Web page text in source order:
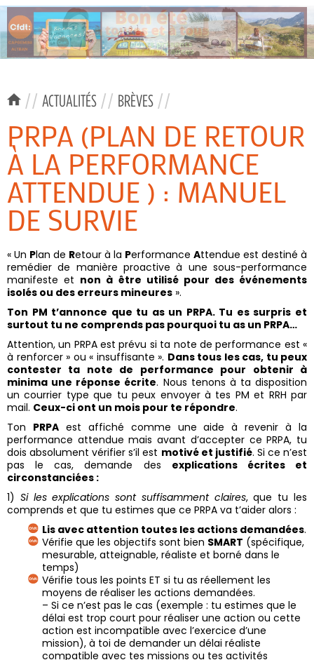
// ACTUALITÉS // BRÈVES //
PRPA (PLAN DE RETOUR
À LA PERFORMANCE
ATTENDUE ) : MANUEL
DE SURVIE
« Un Plan de Retour à la Performance Attendue est destiné à
remédier de manière proactive à une sous-performance
manifeste et non à être utilisé pour des événements
isolés ou des erreurs mineures ».
Ton PM t’annonce que tu as un PRPA. Tu es surpris et
surtout tu ne comprends pas pourquoi tu as un PRPA…
Attention, un PRPA est prévu si ta note de performance est «
à renforcer » ou « insuffisante ». Dans tous les cas, tu peux
contester ta note de performance pour obtenir à
minima une réponse écrite. Nous tenons à ta disposition
un courrier type que tu peux envoyer à tes PM et RRH par
mail. Ceux-ci ont un mois pour te répondre.
Ton PRPAest affiché comme une aide à revenir à la
performance attendue mais avant d’accepter ce PRPA, tu
dois absolument vérifier s’il est motivé et justifié. Si ce n’est
pas le cas, demande des explications écrites et
circonstanciées :
1) Si les explications sont suffisamment claires, que tu les
comprends et que tu estimes que ce PRPA va t’aider alors :
Lis avec attention toutes les actions demandées.
Vérifie que les objectifs sont bien SMART (spécifique,
mesurable, atteignable, réaliste et borné dans le
temps)
Vérifie tous les points ET si tu as réellement les
moyens de réaliser les actions demandées.
– Si ce n’est pas le cas (exemple : tu estimes que le
délai est trop court pour réaliser une action ou cette
action est incompatible avec l’exercice d’une
mission), à toi de demander un délai réaliste
compatible avec tes missions ou tes activités